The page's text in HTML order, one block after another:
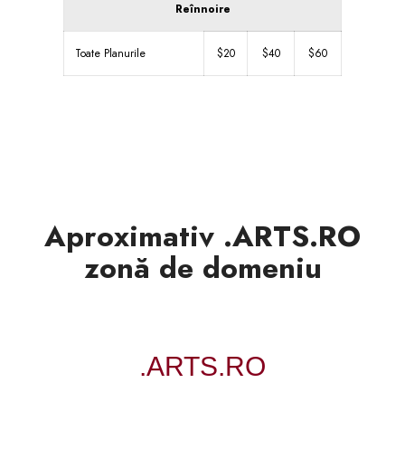
Reînnoire
Toate Planurile $20 $40 $60
Aproximativ .ARTS.RO
zonă de domeniu